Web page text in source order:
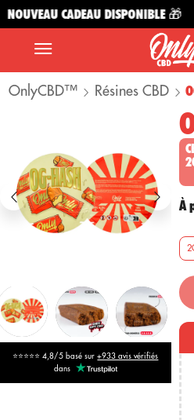
CADEAU DISPONIBLE 🎁
OnlyCBD™ Résines CBD
⭐⭐⭐⭐⭐ 4,8/5 basé sur+933 avis vérifiés
dans
À